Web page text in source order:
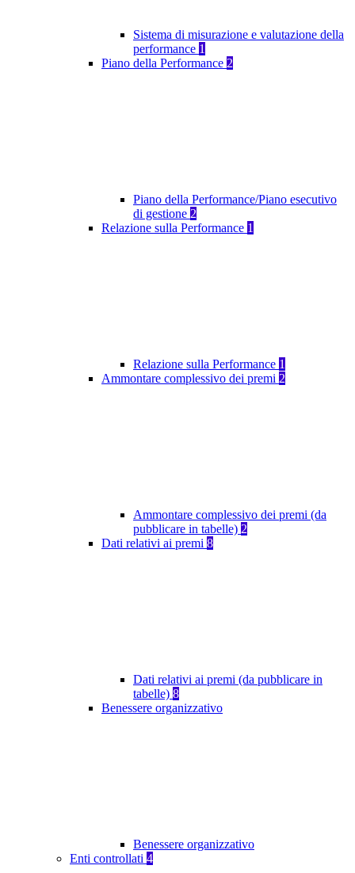
Sistema di misurazione e valutazione della
performance 1
Piano della Performance 2
Piano della Performance/Piano esecutivo
di gestione 2
Relazione sulla Performance 1
Relazione sulla Performance 1
Ammontare complessivo dei premi 2
Ammontare complessivo dei premi (da
pubblicare in tabelle) 2
Dati relativi ai premi 8
Dati relativi ai premi (da pubblicare in
tabelle) 8
Benessere organizzativo
Benessere organizzativo
Enti controllati 4